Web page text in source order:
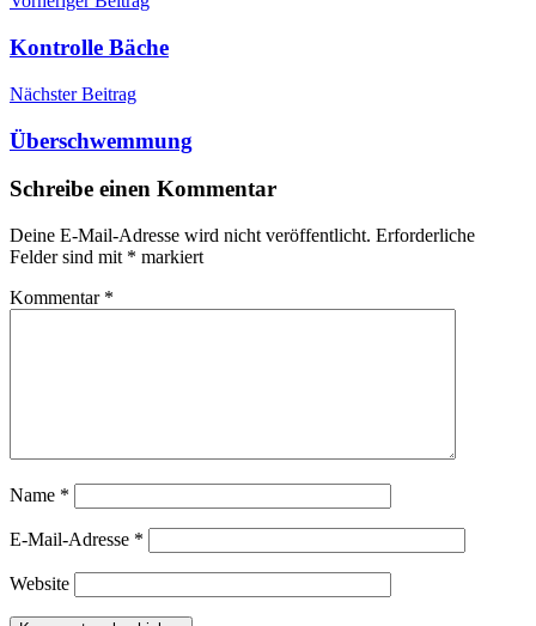
Kontrolle Bäche
Nächster Beitrag
Überschwemmung
Schreibe einen Kommentar
Deine E-Mail-Adresse wird nicht veröffentlicht. Erforderliche
Felder sind mit * markiert
Kommentar *
Name *
E-Mail-Adresse *
Website